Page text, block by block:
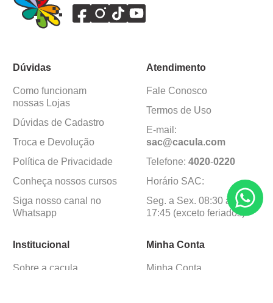
Dúvidas
Como funcionam
nossas Lojas
Dúvidas de Cadastro
Troca e Devolução
Política de Privacidade
Conheça nossos cursos
Siga nosso canal no
Whatsapp
Atendimento
Fale Conosco
Termos de Uso
E-mail:
sac@cacula.com
Telefone: 4020-0220
Horário SAC:
Seg. a Sex. 08:30 às
17:45 (exceto feriados)
Institucional
Sobre a caçula
Minha Conta
Minha Conta